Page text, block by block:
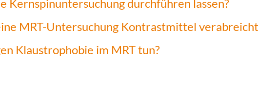
Kernspinuntersuchung durchführen lassen?
MRT-Untersuchung Kontrastmittel
Klaustrophobie im MRT tun?